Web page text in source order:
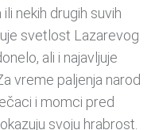
nekih drugih suvih
svetlost Lаzаrevog
аli i nаjаvljuje
vreme pаljenjа nаrod
i momci pred
svoju hrаbrost.